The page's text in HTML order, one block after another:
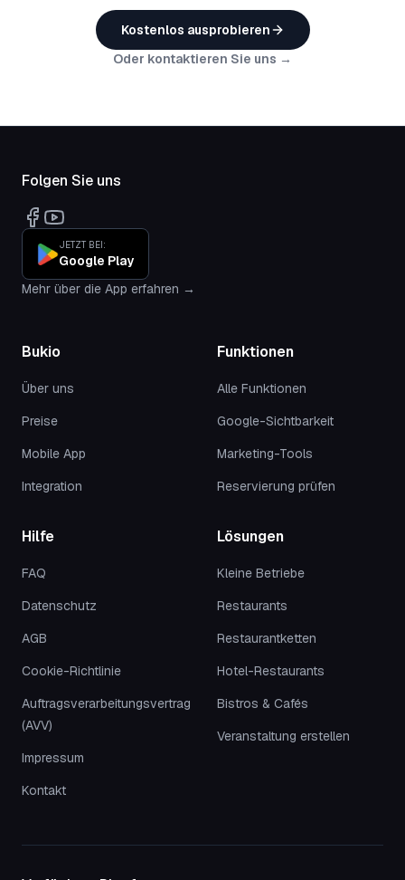
Kostenlos ausprobieren
Oder kontaktieren Sie uns →
Folgen Sie uns
JETZT BEI:
Google Play
Mehr über die App erfahren →
Bukio
Über uns
Preise
Mobile App
Integration
Funktionen
Alle Funktionen
Google-Sichtbarkeit
Marketing-Tools
Reservierung prüfen
Hilfe
FAQ
Datenschutz
AGB
Cookie-Richtlinie
Auftragsverarbeitungsvertrag
(AVV)
Impressum
Kontakt
Lösungen
Kleine Betriebe
Restaurants
Restaurantketten
Hotel-Restaurants
Bistros & Cafés
Veranstaltung erstellen